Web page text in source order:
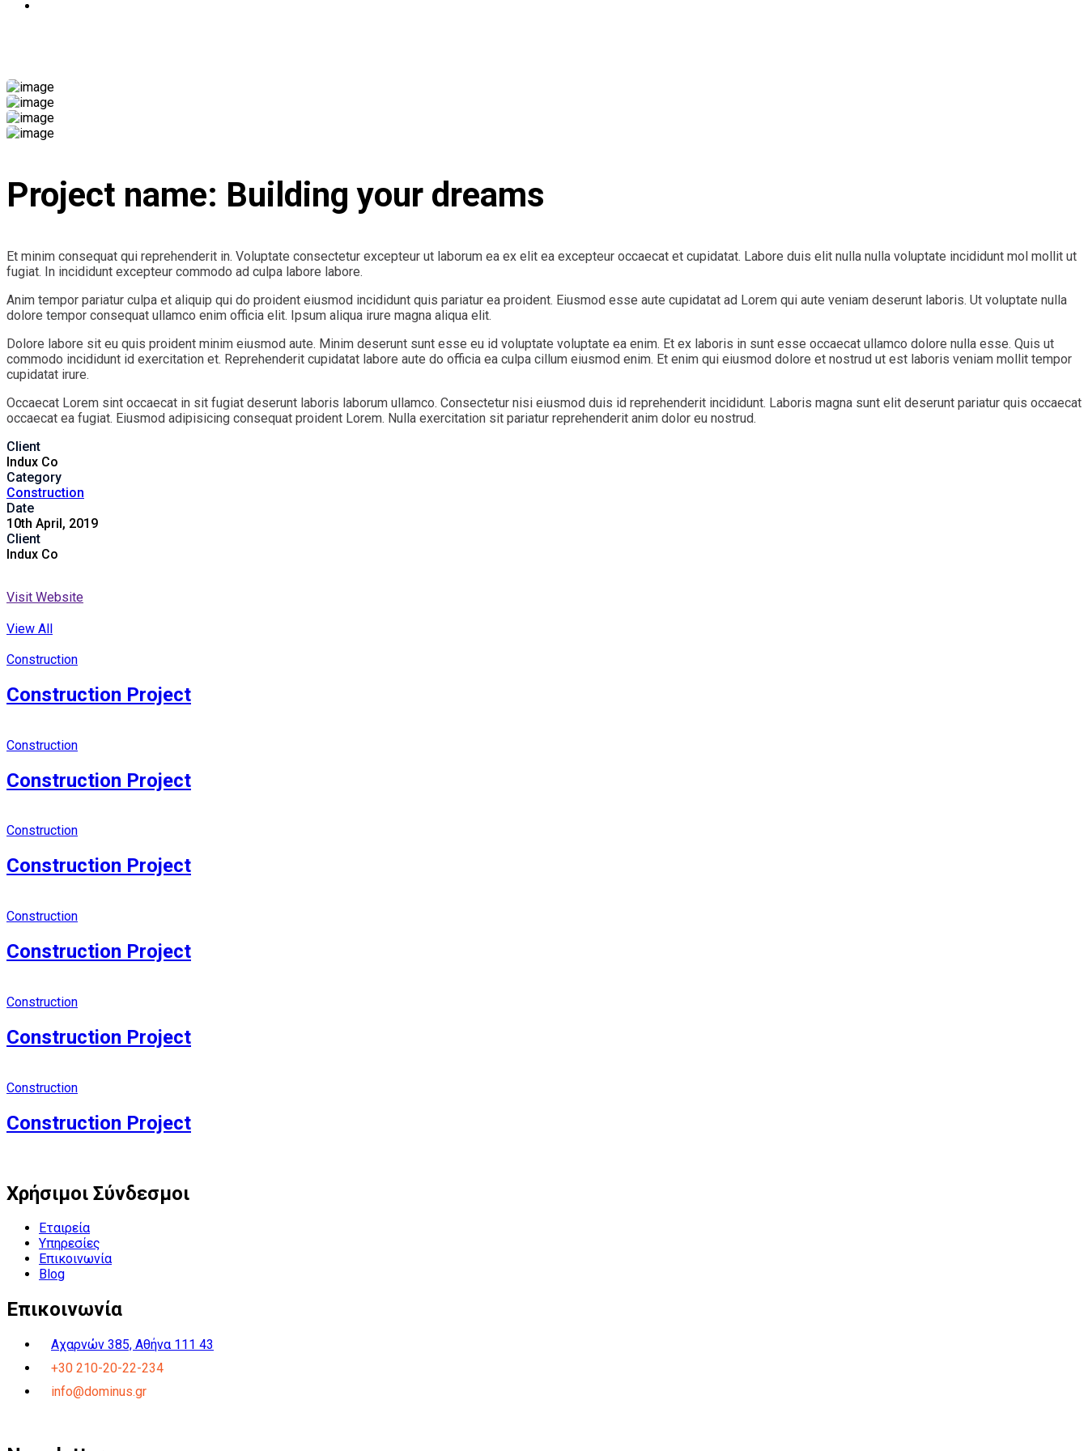
Project name: Building your dreams
Et minim consequat qui reprehenderit in. Voluptate consectetur excepteur ut laborum ea ex elit ea excepteur occaecat et cupidatat. Labore duis elit nulla nulla voluptate incididunt mol mollit ut
fugiat. In incididunt excepteur commodo ad culpa labore labore.
Anim tempor pariatur culpa et aliquip qui do proident eiusmod incididunt quis pariatur ea proident. Eiusmod esse aute cupidatat ad Lorem qui aute veniam deserunt laboris. Ut voluptate nulla
dolore tempor consequat ullamco enim officia elit. Ipsum aliqua irure magna aliqua elit.
Dolore labore sit eu quis proident minim eiusmod aute. Minim deserunt sunt esse eu id voluptate voluptate ea enim. Et ex laboris in sunt esse occaecat ullamco dolore nulla esse. Quis ut
commodo incididunt id exercitation et. Reprehenderit cupidatat labore aute do officia ea culpa cillum eiusmod enim. Et enim qui eiusmod dolore et nostrud ut est laboris veniam mollit tempor
cupidatat irure.
Occaecat Lorem sint occaecat in sit fugiat deserunt laboris laborum ullamco. Consectetur nisi eiusmod duis id reprehenderit incididunt. Laboris magna sunt elit deserunt pariatur quis occaecat
occaecat ea fugiat. Eiusmod adipisicing consequat proident Lorem. Nulla exercitation sit pariatur reprehenderit anim dolor eu nostrud.
Client
Indux Co
Category
Construction
Date
10th April, 2019
Client
Indux Co
Visit Website
View All
Construction
Construction Project
Construction
Construction Project
Construction
Construction Project
Construction
Construction Project
Construction
Construction Project
Construction
Construction Project
Χρήσιμοι Σύνδεσμοι
Εταιρεία
Υπηρεσίες
Επικοινωνία
Blog
Επικοινωνία
Αχαρνών 385, Αθήνα 111 43
+30 210-20-22-234
info@dominus.gr